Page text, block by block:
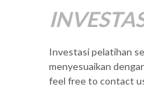
Investasi pelatihan
menyesuaikan
feel free to contact